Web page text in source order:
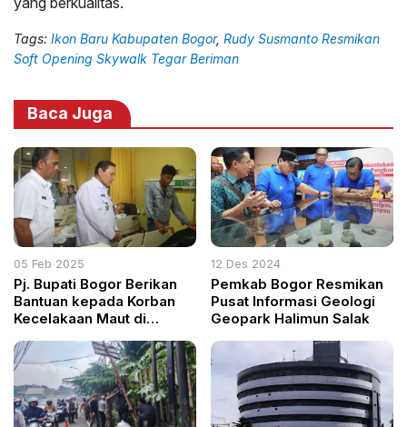
Tags: Ikon Baru Kabupaten Bogor, Rudy Susmanto Resmikan
Soft Opening Skywalk Tegar Beriman
Baca Juga
05 Feb 2025
Pj. Bupati Bogor Berikan
Bantuan kepada Korban
Kecelakaan Maut di
12 Des 2024
Pemkab Bogor Resmikan
Pusat Informasi Geologi
Geopark Halimun Salak